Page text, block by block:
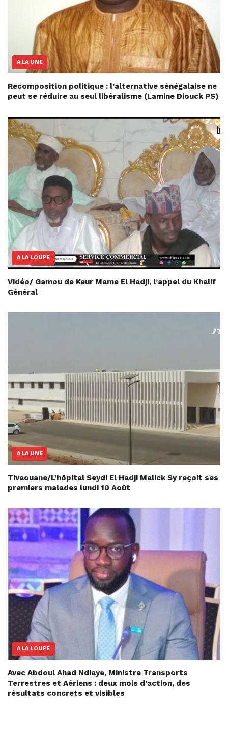
A LA UNE
Recomposition politique : l’alternative sénégalaise ne
peut se réduire au seul libéralisme (Lamine Diouck PS)
A LA LOUPE
Vidéo/ Gamou de Keur Mame El Hadji, l’appel du Khalif
Général
A LA UNE
Tivaouane/L’hôpital Seydi El Hadji Malick Sy reçoit ses
premiers malades lundi 10 Août
A LA LOUPE
Avec Abdoul Ahad Ndiaye, Ministre Transports
Terrestres et Aériens : deux mois d’action, des
résultats concrets et visibles